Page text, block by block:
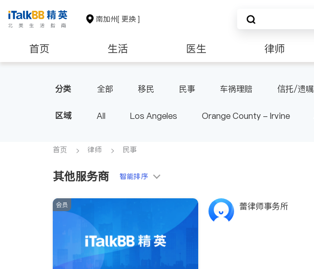
南加州[ 更换 ]
首页 生活 医生 律师
分类 全部 移民 民事 车祸理赔 信托/遗嘱
区域 All Los Angeles Orange County - Irvine
Inyo & San Bernardino
首页 律师 民事
其他服务商 智能排序
会员 蕾律师事务所